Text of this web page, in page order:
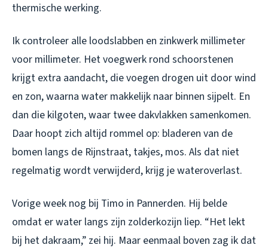
thermische werking.
Ik controleer alle loodslabben en zinkwerk millimeter
voor millimeter. Het voegwerk rond schoorstenen
krijgt extra aandacht, die voegen drogen uit door wind
en zon, waarna water makkelijk naar binnen sijpelt. En
dan die kilgoten, waar twee dakvlakken samenkomen.
Daar hoopt zich altijd rommel op: bladeren van de
bomen langs de Rijnstraat, takjes, mos. Als dat niet
regelmatig wordt verwijderd, krijg je wateroverlast.
Vorige week nog bij Timo in Pannerden. Hij belde
omdat er water langs zijn zolderkozijn liep. “Het lekt
bij het dakraam,” zei hij. Maar eenmaal boven zag ik dat